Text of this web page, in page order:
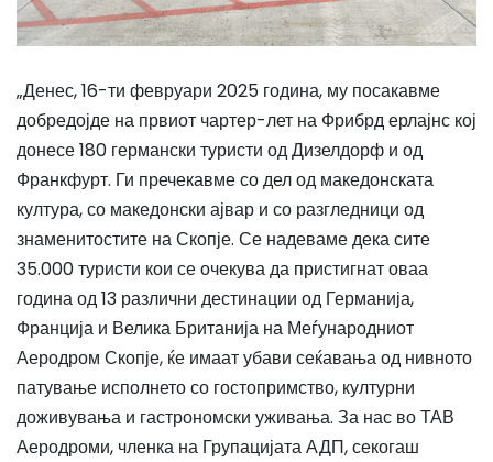
„Денес, 16-ти февруари 2025 година, му посакавме
добредојде на првиот чартер-лет на Фрибрд ерлајнс кој
донесе 180 германски туристи од Дизелдорф и од
Франкфурт. Ги пречекавме со дел од македонската
култура, со македонски ајвар и со разгледници од
знаменитостите на Скопје. Се надеваме дека сите
35.000 туристи кои се очекува да пристигнат оваа
година од 13 различни дестинации од Германија,
Франција и Велика Британија на Меѓународниот
Аеродром Скопје, ќе имаат убави сеќавања од нивното
патување исполнето со гостопримство, културни
доживувања и гастрономски уживања. За нас во ТАВ
Аеродроми, членка на Групацијата АДП, секогаш